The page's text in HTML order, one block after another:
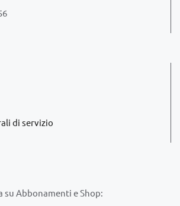
di servizio
su Abbonamenti e Shop: